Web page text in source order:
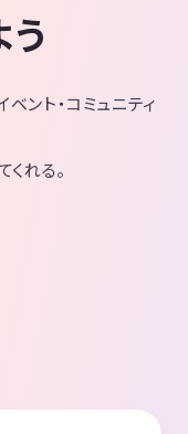
ント・コミュニティ
れる。